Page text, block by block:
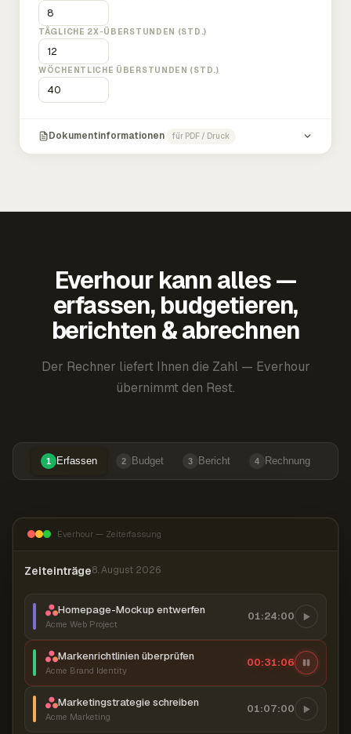
TÄGLICHE 2X-ÜBERSTUNDEN (STD.)
WÖCHENTLICHE ÜBERSTUNDEN (STD.)
Dokumentinformationen für PDF / Druck
Everhour kann alles —
erfassen, budgetieren,
berichten & abrechnen
Der Rechner liefert Ihnen die Zahl — Everhour
übernimmt den Rest.
1 Erfassen 2 Budget 3 Bericht 4 Rechnung
Everhour — Zeiterfassung
Zeiteinträge8. August 2026
Homepage-Mockup entwerfen
Acme Web Project
01:24:00
Markenrichtlinien überprüfen
Acme Brand Identity
00:31:07
Marketingstrategie schreiben
Acme Marketing
01:07:00